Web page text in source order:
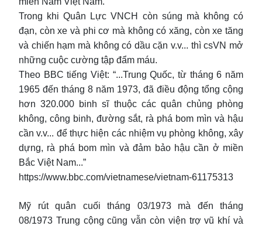
Trong khi Quân Lực VNCH còn súng mà không có
đạn, còn xe và phi cơ mà không có xăng, còn xe tăng
và chiến hạm mà không có dầu cặn v.v... thì csVN mở
những cuộc cường tập đẩm máu.
Theo BBC tiếng Việt: “...Trung Quốc, từ tháng 6 năm
1965 đến tháng 8 năm 1973, đã điều động tổng cộng
hơn 320.000 binh sĩ thuộc các quân chủng phòng
không, công binh, đường sắt, rà phá bom mìn và hậu
cần v.v... để thực hiện các nhiệm vụ phòng không, xây
dựng, rà phá bom mìn và đảm bảo hậu cần ở miền
Bắc Việt Nam...”
https://www.bbc.com/vietnamese/vietnam-61175313
Mỹ rút quân cuối tháng 03/1973 mà đến tháng
08/1973 Trung cộng cũng vẫn còn viện trợ vũ khí và